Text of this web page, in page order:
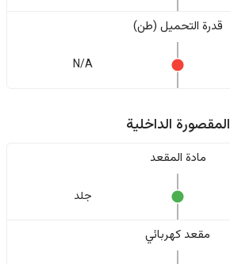
قدرة التحميل (طن)
N/A
المقصورة الداخلية
مادة المقعد
جلد
مقعد كهربائي